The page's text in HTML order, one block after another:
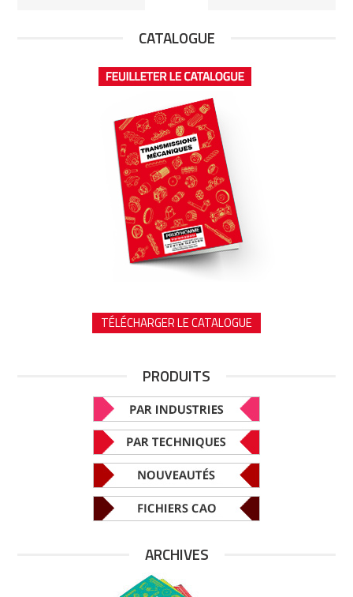
CATALOGUE
TÉLÉCHARGER LE CATALOGUE
PRODUITS
ARCHIVES